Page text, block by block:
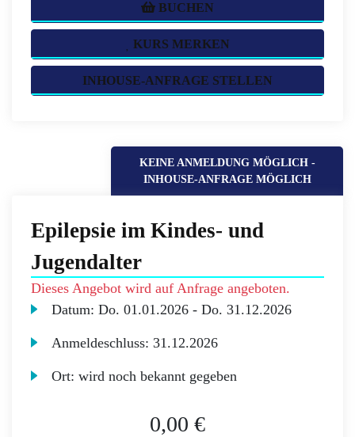
BUCHEN
KURS MERKEN
INHOUSE-ANFRAGE STELLEN
KEINE ANMELDUNG MÖGLICH -
INHOUSE-ANFRAGE MÖGLICH
Epilepsie im Kindes- und
Jugendalter
Dieses Angebot wird auf Anfrage angeboten.
Datum:Do. 01.01.2026 -Do. 31.12.2026
Anmeldeschluss:31.12.2026
Ort:wird noch bekannt gegeben
0,00 €